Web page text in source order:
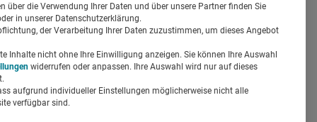
Suchen
über die Verwendung Ihrer Daten und über unsere Partner finden Sie
in unserer Datenschutzerklärung.
der Verarbeitung Ihrer Daten zuzustimmen, um dieses Angebot
Inhalte nicht ohne Ihre Einwilligung anzeigen. Sie können Ihre Auswahl
widerrufen oder anpassen. Ihre Auswahl wird nur auf dieses
aufgrund individueller Einstellungen möglicherweise nicht alle
verfügbar sind.